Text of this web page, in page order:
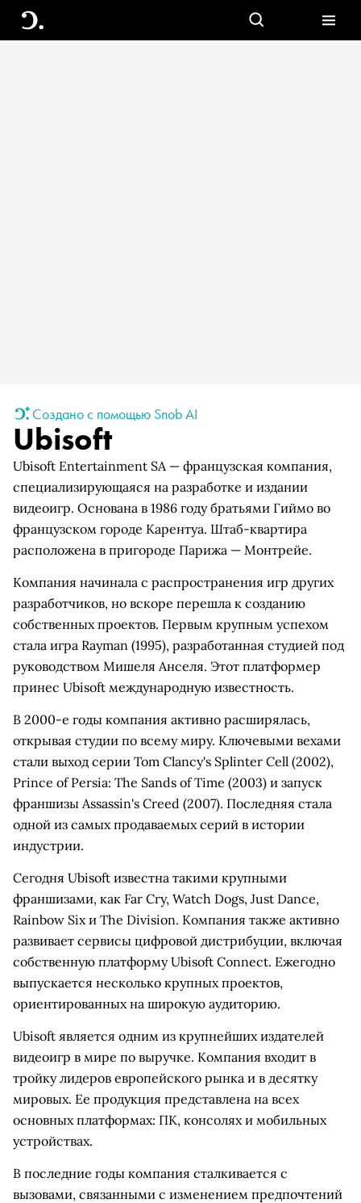
Создано с помощью Snob AI
Ubisoft
Ubisoft Entertainment SA — французская компания,
специализирующаяся на разработке и издании
видеоигр. Основана в 1986 году братьями Гиймо во
французском городе Карентуа. Штаб-квартира
расположена в пригороде Парижа — Монтрейе.
Компания начинала с распространения игр других
разработчиков, но вскоре перешла к созданию
собственных проектов. Первым крупным успехом
стала игра Rayman (1995), разработанная студией под
руководством Мишеля Анселя. Этот платформер
принес Ubisoft международную известность.
В 2000-е годы компания активно расширялась,
открывая студии по всему миру. Ключевыми вехами
стали выход серии Tom Clancy's Splinter Cell (2002),
Prince of Persia: The Sands of Time (2003) и запуск
франшизы Assassin's Creed (2007). Последняя стала
одной из самых продаваемых серий в истории
индустрии.
Сегодня Ubisoft известна такими крупными
франшизами, как Far Cry, Watch Dogs, Just Dance,
Rainbow Six и The Division. Компания также активно
развивает сервисы цифровой дистрибуции, включая
собственную платформу Ubisoft Connect. Ежегодно
выпускается несколько крупных проектов,
ориентированных на широкую аудиторию.
Ubisoft является одним из крупнейших издателей
видеоигр в мире по выручке. Компания входит в
тройку лидеров европейского рынка и в десятку
мировых. Ее продукция представлена на всех
основных платформах: ПК, консолях и мобильных
устройствах.
В последние годы компания сталкивается с
вызовами, связанными с изменением предпочтений